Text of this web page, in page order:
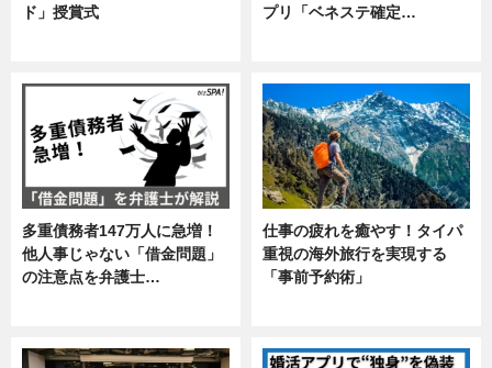
ド」授賞式
プリ「ベネステ確定…
多重債務者147万人に急増！
他人事じゃない「借金問題」
の注意点を弁護士…
仕事の疲れを癒やす！タイパ
重視の海外旅行を実現する
「事前予約術」